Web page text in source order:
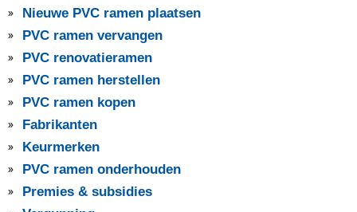
Nieuwe PVC ramen plaatsen
PVC ramen vervangen
PVC renovatieramen
PVC ramen herstellen
PVC ramen kopen
Fabrikanten
Keurmerken
PVC ramen onderhouden
Premies & subsidies